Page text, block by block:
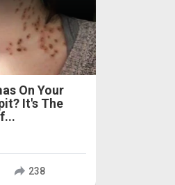
On Your
It's The
238